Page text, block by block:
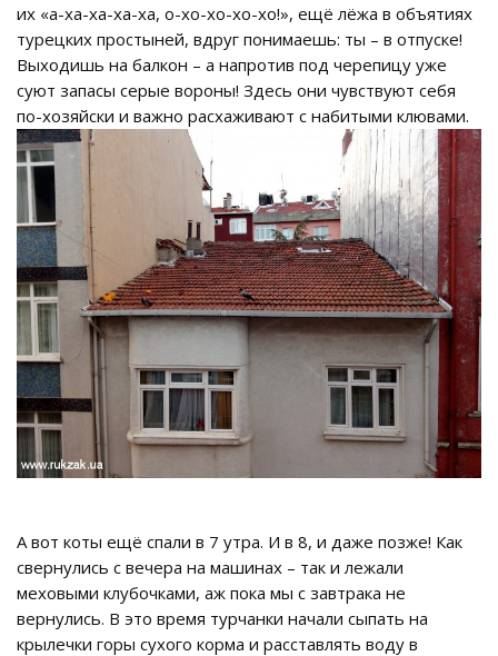
их «а-ха-ха-ха-ха, о-хо-хо-хо-хо!», ещё лёжа в объятиях
турецких простыней, вдруг понимаешь: ты – в отпуске!
Выходишь на балкон – а напротив под черепицу уже
суют запасы серые вороны! Здесь они чувствуют себя
по-хозяйски и важно расхаживают с набитыми клювами.
А вот коты ещё спали в 7 утра. И в 8, и даже позже! Как
свернулись с вечера на машинах – так и лежали
меховыми клубочками, аж пока мы с завтрака не
вернулись. В это время турчанки начали сыпать на
крылечки горы сухого корма и расставлять воду в